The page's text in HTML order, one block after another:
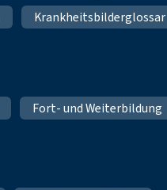
Krankheitsbilderglossar
Fort- und Weiterbildung